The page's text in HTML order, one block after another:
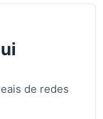
de redes